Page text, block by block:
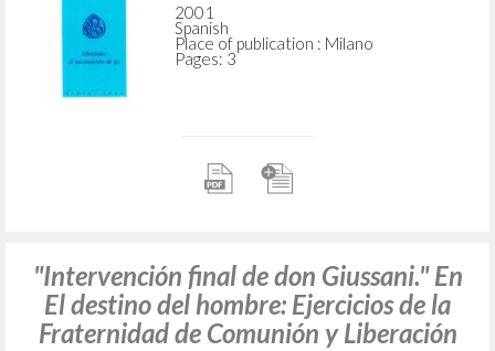
2001
Spanish
Place of publication : Milano
Pages: 3
"Intervención final de don Giussani." En
El destino del hombre: Ejercicios de la
Fraternidad de Comunión y Liberación